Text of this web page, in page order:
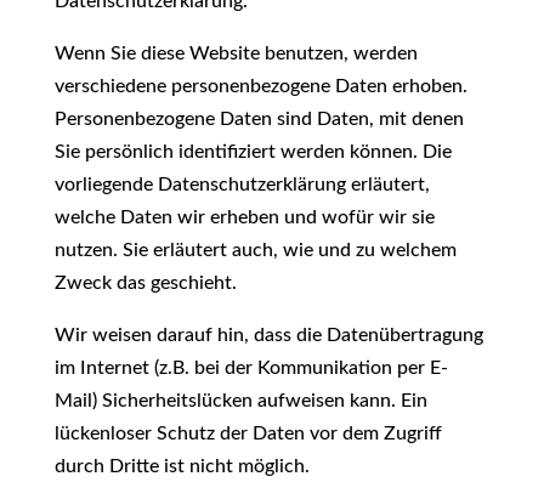
Wenn Sie diese Website benutzen, werden
verschiedene personenbezogene Daten erhoben.
Personenbezogene Daten sind Daten, mit denen
Sie persönlich identifiziert werden können. Die
vorliegende Datenschutzerklärung erläutert,
welche Daten wir erheben und wofür wir sie
nutzen. Sie erläutert auch, wie und zu welchem
Zweck das geschieht.
Wir weisen darauf hin, dass die Datenübertragung
im Internet (z.B. bei der Kommunikation per E-
Mail) Sicherheitslücken aufweisen kann. Ein
lückenloser Schutz der Daten vor dem Zugriff
durch Dritte ist nicht möglich.